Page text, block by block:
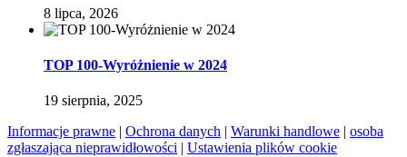
8 lipca, 2026
TOP 100-Wyróżnienie w 2024
19 sierpnia, 2025
Informacje prawne | Ochrona danych | Warunki handlowe | osoba
zgłaszająca nieprawidłowości | Ustawienia plików cookie